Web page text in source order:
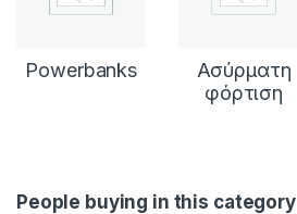
Powerbanks
Ασύρματη
φόρτιση
People buying in this category